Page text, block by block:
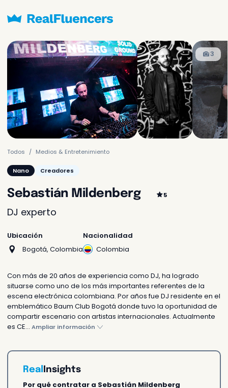
3
Solicitado frecuentemente
Sólo
Contenido
2.399.000 COP
Creación de un video o
imagen y enviado a ti
Contenidos y
publicación
3.990.000 COP
Creación del contenido y
Te respondemos en 24h o
antes
¿Prefieres que te ayudemos?
Asesórate con nuestros
Todos Medios & Entretenimiento
Nano Creadores
Sebastián Mildenberg 5
DJ experto
Ubicación
Bogotá, Colombia
Nacionalidad
Colombia
Con más de 20 años de experiencia como DJ, ha logrado
situarse como uno de los más importantes referentes de la
escena electrónica colombiana. Por años fue DJ residente en el
emblemático Baum Club Bogotá donde tuvo la oportunidad de
compartir escenario con artistas internacionales. Actualmente
es CE... Ampliar información
Real Insights
Por qué contratar a Sebastián Mildenberg